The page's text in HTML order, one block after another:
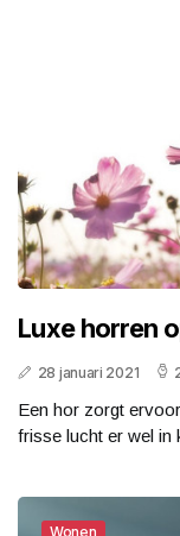
Luxe horren
28 januari 2021
Een hor zorgt
frisse lucht er wel in
Wonen